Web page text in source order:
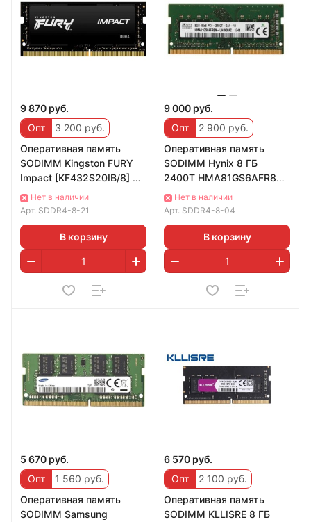
9 870 руб.
Опт
3 200 руб.
Оперативная память
SODIMM Kingston FURY
Impact [KF432S20IB/8] 8
ГБНет в наличии
Арт. SDDR4-8-21
В корзину
9 000 руб.
Опт
2 900 руб.
Оперативная память
SODIMM Hynix 8 ГБ
2400T HMA81GS6AFR8N-
UHНет в наличии
Арт. SDDR4-8-04
В корзину
5 670 руб.
Опт
1 560 руб.
Оперативная память
SODIMM Samsung
6 570 руб.
Опт
2 100 руб.
Оперативная память
SODIMM KLLISRE 8 ГБ